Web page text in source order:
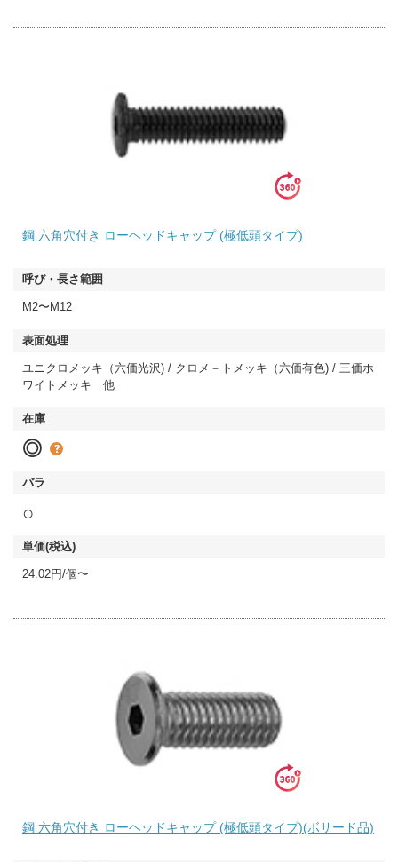
鋼 六角穴付き ローヘッドキャップ (極低頭タイプ)
M2〜M12
ユニクロメッキ（六価光沢) / クロメ－トメッキ（六価有色) / 三価ホ
ワイトメッキ 他
◎
○
24.02円/個〜
鋼 六角穴付き ローヘッドキャップ (極低頭タイプ)(ボサード品)